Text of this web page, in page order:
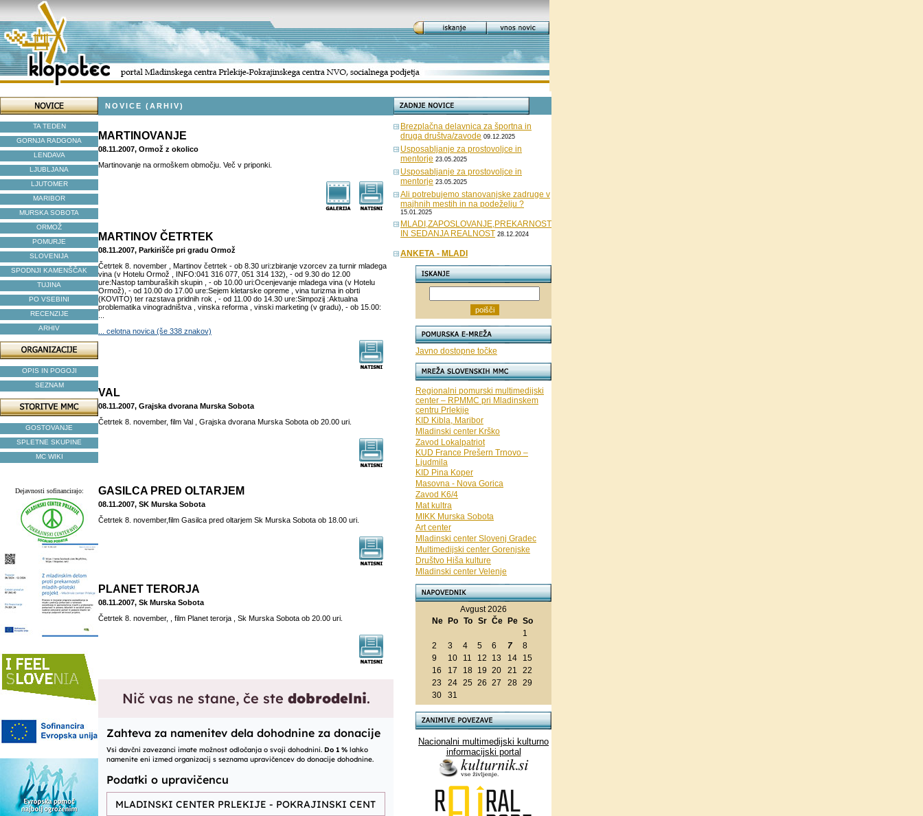
TA TEDEN
GORNJA RADGONA
LENDAVA
LJUBLJANA
LJUTOMER
MARIBOR
MURSKA SOBOTA
ORMOŽ
POMURJE
SLOVENIJA
SPODNJI KAMENŠČAK
TUJINA
PO VSEBINI
RECENZIJE
ARHIV
OPIS IN POGOJI
SEZNAM
GOSTOVANJE
SPLETNE SKUPINE
MC WIKI
Dejavnosti sofinancirajo:
NOVICE (ARHIV)
MARTINOVANJE
08.11.2007, Ormož z okolico
Martinovanje na ormoškem območju. Več v priponki.
MARTINOV ČETRTEK
08.11.2007, Parkirišče pri gradu Ormož
Četrtek 8. november , Martinov četrtek - ob 8.30 uri:zbiranje vzorcev za turnir mladega
vina (v Hotelu Ormož , INFO:041 316 077, 051 314 132), - od 9.30 do 12.00
ure:Nastop tamburaških skupin , - ob 10.00 uri:Ocenjevanje mladega vina (v Hotelu
Ormož), - od 10.00 do 17.00 ure:Sejem kletarske opreme , vina turizma in obrti
(KOVITO) ter razstava pridnih rok , - od 11.00 do 14.30 ure:Simpozij :Aktualna
problematika vinogradništva , vinska reforma , vinski marketing (v gradu), - ob 15.00:
... celotna novica (še 338 znakov)
VAL
08.11.2007, Grajska dvorana Murska Sobota
Četrtek 8. november, film Val , Grajska dvorana Murska Sobota ob 20.00 uri.
GASILCA PRED OLTARJEM
08.11.2007, SK Murska Sobota
Četrtek 8. november,film Gasilca pred oltarjem Sk Murska Sobota ob 18.00 uri.
PLANET TERORJA
08.11.2007, Sk Murska Sobota
Četrtek 8. november, , film Planet terorja , Sk Murska Sobota ob 20.00 uri.
Brezplačna delavnica za športna in
druga društva/zavode 09.12.2025
Usposabljanje za prostovoljce in
mentorje 23.05.2025
Usposabljanje za prostovoljce in
mentorje 23.05.2025
Ali potrebujemo stanovanjske zadruge v
majhnih mestih in na podeželju ?
15.01.2025
MLADI,ZAPOSLOVANJE,PREKARNOST
IN SEDANJA REALNOST 28.12.2024
ANKETA - MLADI
Javno dostopne točke
Regionalni pomurski multimedijski
center – RPMMC pri Mladinskem
centru Prlekije
KID Kibla, Maribor
Mladinski center Krško
Zavod Lokalpatriot
KUD France Prešern Trnovo –
Ljudmila
KID Pina Koper
Masovna - Nova Gorica
Zavod K6/4
Mat kultra
MIKK Murska Sobota
Art center
Mladinski center Slovenj Gradec
Multimedijski center Gorenjske
Društvo Hiša kulture
Mladinski center Velenje
Avgust 2026
Ne
Po To Sr Če Pe So
1
2
3 4 5 6 7
8
9
10 11 12 13 14
15
16
17 18 19 20 21
22
23
24 25 26 27 28 29
30
31
Nacionalni multimedijski kulturno
informacijski portal